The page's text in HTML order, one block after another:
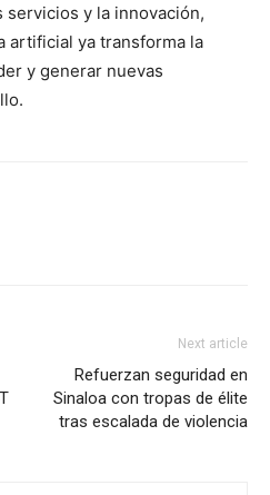
y la innovación,
artificial ya transforma la
y generar nuevas
Next article
Refuerzan seguridad en
Sinaloa con tropas de élite
tras escalada de violencia